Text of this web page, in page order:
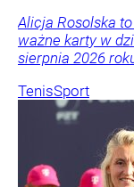
Alicja Rosolska
ważne karty w
sierpnia 2026
TenisSport